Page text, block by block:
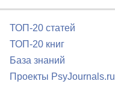
ТОП-20 статей
ТОП-20 книг
База знаний
Проекты PsyJournals.ru